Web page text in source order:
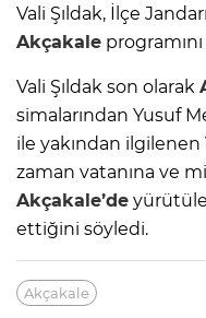
Vali Şıldak, İlçe
Akçakale
Vali Şıldak son olarak
simalarından Yusuf
ile yakından ilgilenen
zaman vatanına ve
Akçakale’de
ettiğini söyledi.
Akçakale